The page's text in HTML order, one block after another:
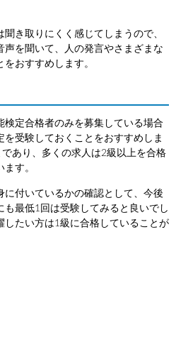
き取りにくく感じてしまうので、
声を聞いて、人の発言やさまざまな
おすすめします。
定合格者のみを募集している場合
を受験しておくことをおすすめしま
あり、多くの求人は2級以上を合格
す。
付いているかの確認として、今後
も最低1回は受験してみると良いでし
したい方は1級に合格していることが